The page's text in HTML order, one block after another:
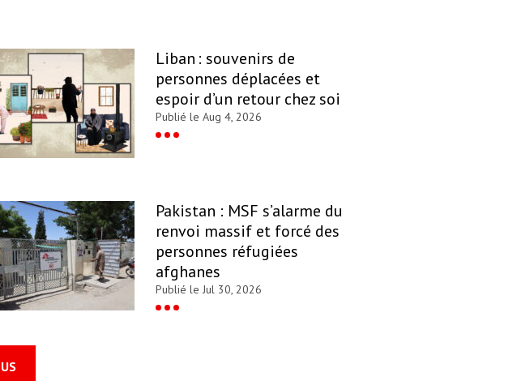
Liban : souvenirs de
personnes déplacées et
espoir d’un retour chez soi
Publié le Aug 4, 2026
Pakistan : MSF s’alarme du
renvoi massif et forcé des
personnes réfugiées
afghanes
Publié le Jul 30, 2026